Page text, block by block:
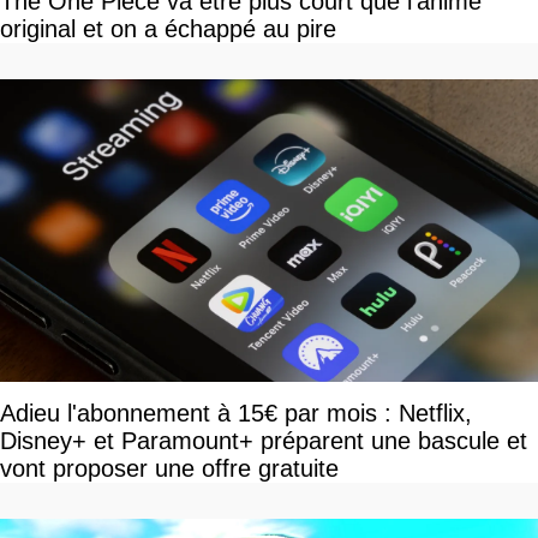
original et on a échappé au pire
Adieu l'abonnement à 15€ par mois : Netflix,
Disney+ et Paramount+ préparent une bascule et
vont proposer une offre gratuite